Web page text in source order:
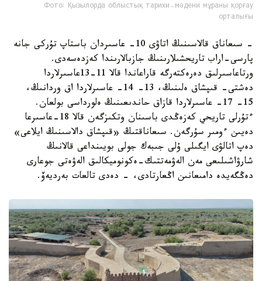
Фото: Қызылорда облыстық тарихи-мәдени мұраны қорғау
орталығы
- سىعاناق قالاسىنىڭ اتاۋى 10- عاسىردان باستاپ تۇركى جانە
پارسى-اراب تاريحشىلارىنىڭ جازبالارىندا كەزدەسەدى.
ورتاعاسىرلىق دەرەكتەرگە قاراعاندا قالا 11-13عاسىرلاردا
دەشتى- قىپشاق ەلىنىڭ، 13- 14- عاسىرلاردا اق وردانىڭ،
15- 17- عاسىرلاردا قازاق حاندىعىنىڭ ەلورداسى بولعان.
ءتۇرلى تاريحي كەزەڭدى باسىنان وتكىزگەن قالا 18-عاسىرعا
دەيىن ءومىر سۇرگەن. سىعاناقتىڭ «قىپشاق دالاسىنىڭ ايلاعى»
دەپ اتالۋى ايگىلى ۇلى جىبەك جولى بويىنداعى قالانىڭ
شارۋاشىلىعى مەن الەۋمەتتىك-ەكونوميكالىق الەۋەتى جوعارى
دەڭگەيدە دامىعانىن اڭعارتادى، - دەدى تالعات بەرديەۆ.